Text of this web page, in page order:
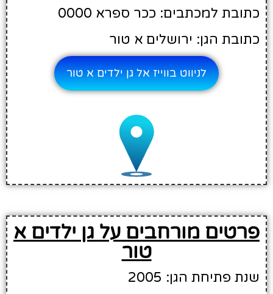
כתובת למכתבים: ככר ספרא 0000
כתובת הגן: ירושלים א טור
לניווט בווייז אל גן ילדים א טור
פרטים מורחבים על גן ילדים א
טור
שנת פתיחת הגן: 2005